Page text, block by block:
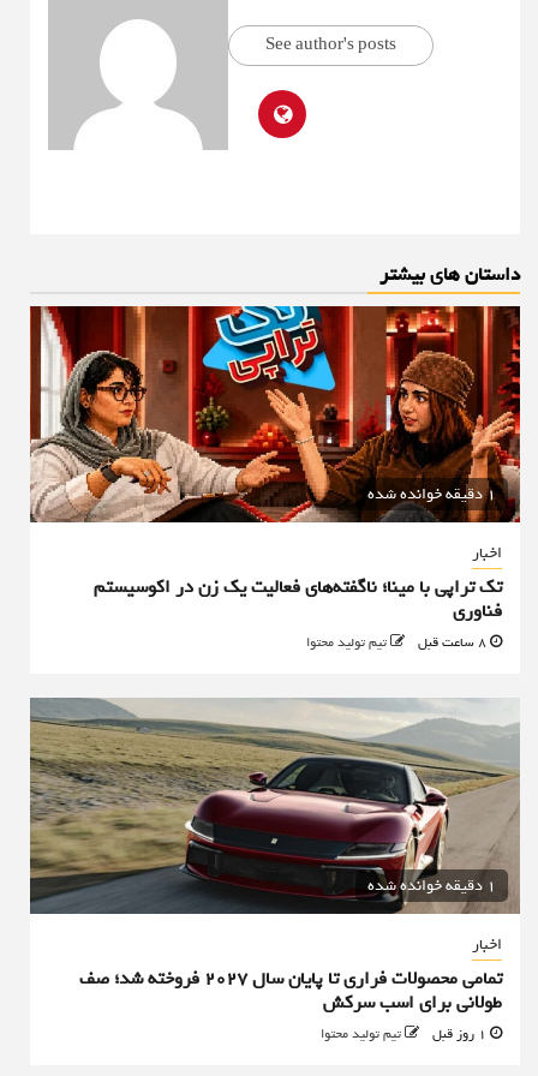
See author's posts
داستان های بیشتر
1 دقیقه خوانده شده
اخبار
تک تراپی با مینا؛ ناگفته‌های فعالیت یک زن در اکوسیستم
فناوری
تیم تولید محتوا
1 دقیقه خوانده شده
اخبار
تمامی محصولات فراری تا پایان سال ۲۰۲۷ فروخته شد؛ صف
طولانی برای اسب سرکش
تیم تولید محتوا